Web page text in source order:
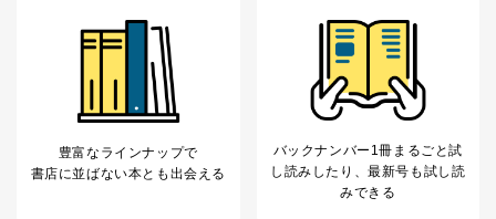
豊富なラインナップで
書店に並ばない本とも出会える
バックナンバー1冊まるごと試
し読み したり、最新号も試し読
みできる